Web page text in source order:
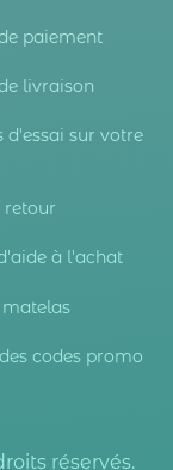
paiement
livraison
d'essai sur votre
retour
à l'achat
codes promo
réservés.